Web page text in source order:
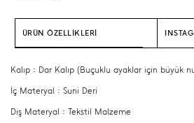
ÜRÜN ÖZELLİKLERİ
Kalıp : Dar Kalıp (Buçuklu ayaklar için büyük
İç Materyal : Suni Deri
Dış Materyal : Tekstil Malzeme